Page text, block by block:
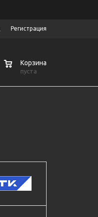
Регистрация
Корзина
пуста